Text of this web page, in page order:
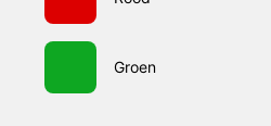
Groen